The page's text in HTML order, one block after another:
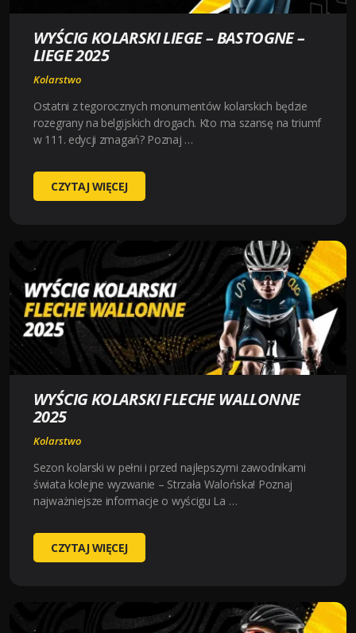
WYŚCIG KOLARSKI LIEGE – BASTOGNE –
LIEGE 2025
Kolarstwo
Ostatni z tegorocznych monumentów kolarskich będzie
rozegrany na belgijskich drogach. Kto ma szansę na triumf
w 111. edycji zmagań? Poznaj …
WYŚCIG
KOLARSKI
LIEGE
2025
CZYTAJ WIĘCEJ
WYŚCIG KOLARSKI FLECHE WALLONNE
2025
Kolarstwo
Sezon kolarski w pełni i przed najlepszymi zawodnikami
świata kolejne wyzwanie – Strzała Walońska! Poznaj
najważniejsze informacje o wyścigu La …
WYŚCIG
KOLARSKI
CZYTAJ WIĘCEJ